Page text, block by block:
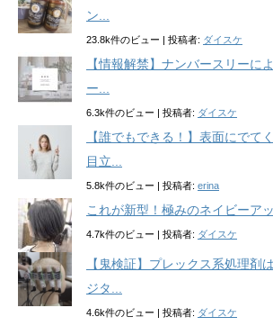
ン...
23.8k件のビュー | 投稿者: ダイスケ
【情報解禁】ナンバースリーに
ー...
6.3k件のビュー | 投稿者: ダイスケ
【誰でもできる！】表面にでて
目立...
5.8k件のビュー | 投稿者: erina
これが新型！極みのネイビーア
4.7k件のビュー | 投稿者: ダイスケ
【鬼検証】プレックス系処理剤
ジタ...
4.6k件のビュー | 投稿者: ダイスケ